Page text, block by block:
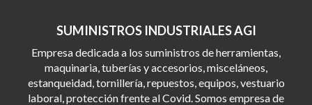
SUMINISTROS INDUSTRIALES AGI
Empresa dedicada a los suministros de herramientas,
maquinaria, tuberías y accesorios, misceláneos,
estanqueidad, tornillería, repuestos, equipos, vestuario
laboral, protección frente al Covid. Somos empresa de